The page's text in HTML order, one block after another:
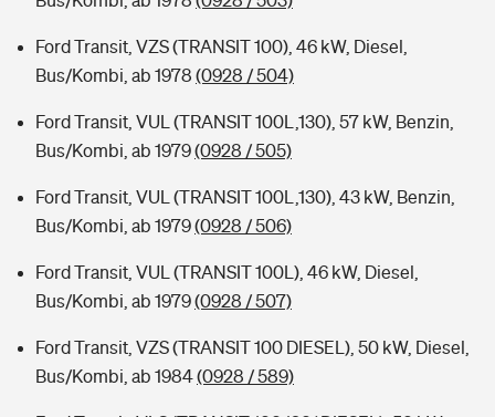
Ford Transit, VZS (TRANSIT 100), 46 kW, Diesel,
Bus/Kombi, ab 1978 (0928 / 504)
Ford Transit, VUL (TRANSIT 100L,130), 57 kW, Benzin,
Bus/Kombi, ab 1979(0928 / 505)
Ford Transit, VUL (TRANSIT 100L,130), 43 kW, Benzin,
Bus/Kombi, ab 1979(0928 / 506)
Ford Transit, VUL (TRANSIT 100L), 46 kW, Diesel,
Bus/Kombi, ab 1979(0928 / 507)
Ford Transit, VZS (TRANSIT 100 DIESEL), 50 kW, Diesel,
Bus/Kombi, ab 1984(0928 / 589)